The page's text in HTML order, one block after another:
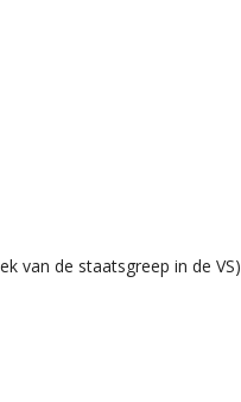
van de staatsgreep in de VS)